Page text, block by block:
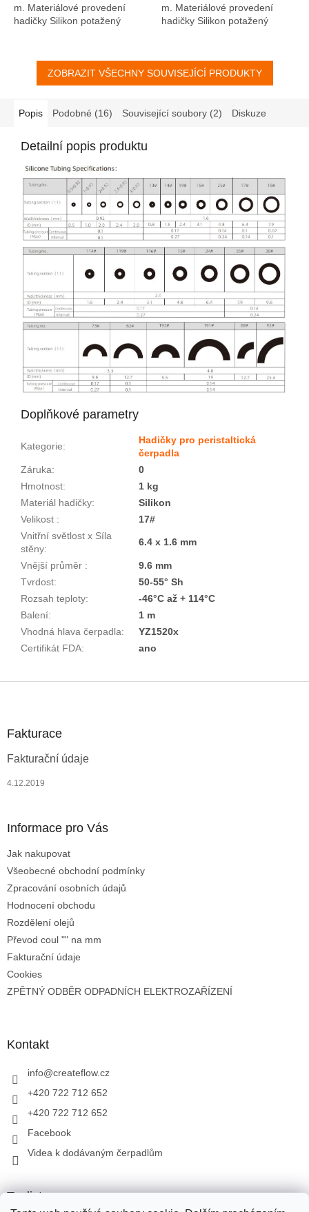
m. Materiálové provedení
hadičky Silikon potažený
zaručuje minimální...
m. Materiálové provedení
hadičky Silikon potažený
zaručuje minimální...
ZOBRAZIT VŠECHNY SOUVISEJÍCÍ PRODUKTY
Popis Podobné (16) Související soubory (2) Diskuze
Detailní popis produktu
Doplňkové parametry
Kategorie:
Hadičky pro peristaltická
čerpadla
Záruka:
0
Hmotnost:
1 kg
Materiál hadičky:
Silikon
Velikost :
17#
Vnitřní světlost x Síla
stěny:
6.4 x 1.6 mm
Vnější průměr :
9.6 mm
Tvrdost:
50-55° Sh
Rozsah teploty:
-46°C až + 114°C
Balení:
1 m
Vhodná hlava čerpadla:
YZ1520x
Certifikát FDA: ano
Fakturace
Fakturační údaje
4.12.2019
Informace pro Vás
Jak nakupovat
Všeobecné obchodní podmínky
Zpracování osobních údajů
Hodnocení obchodu
Rozdělení olejů
Převod coul "" na mm
Fakturační údaje
Cookies
ZPĚTNÝ ODBĚR ODPADNÍCH ELEKTROZAŘÍZENÍ
Kontakt
info@createflow.cz
+420 722 712 652
+420 722 712 652
Facebook
Videa k dodávaným čerpadlům
Toplist